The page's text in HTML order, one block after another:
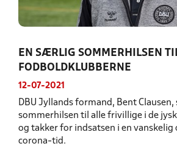
EN SÆRLIG SOMMERHILSEN
FODBOLDKLUBBERNE
12-07-2021
DBU Jyllands formand, Bent Clausen,
sommerhilsen til alle frivillige i de
og takker for indsatsen i en
corona-tid.